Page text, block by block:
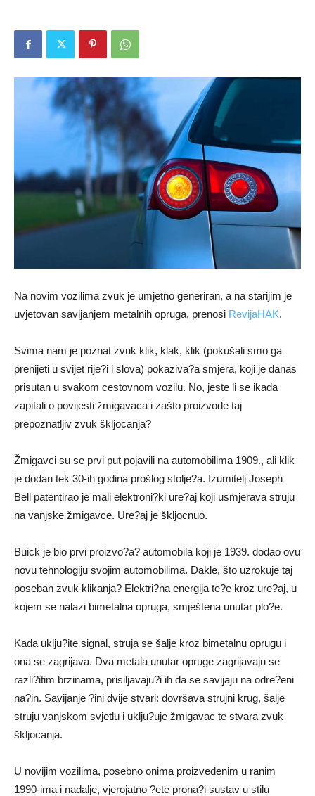
Na novim vozilima zvuk je umjetno generiran, a na starijim je
uvjetovan savijanjem metalnih opruga, prenosi RevijaHAK.
Svima nam je poznat zvuk klik, klak, klik (pokušali smo ga
prenijeti u svijet rije?i i slova) pokaziva?a smjera, koji je danas
prisutan u svakom cestovnom vozilu. No, jeste li se ikada
zapitali o povijesti žmigavaca i zašto proizvode taj
prepoznatljiv zvuk škljocanja?
Žmigavci su se prvi put pojavili na automobilima 1909., ali klik
je dodan tek 30-ih godina prošlog stolje?a. Izumitelj Joseph
Bell patentirao je mali elektroni?ki ure?aj koji usmjerava struju
na vanjske žmigavce. Ure?aj je škljocnuo.
Buick je bio prvi proizvo?a? automobila koji je 1939. dodao ovu
novu tehnologiju svojim automobilima. Dakle, što uzrokuje taj
poseban zvuk klikanja? Elektri?na energija te?e kroz ure?aj, u
kojem se nalazi bimetalna opruga, smještena unutar plo?e.
Kada uklju?ite signal, struja se šalje kroz bimetalnu oprugu i
ona se zagrijava. Dva metala unutar opruge zagrijavaju se
razli?itim brzinama, prisiljavaju?i ih da se savijaju na odre?eni
na?in. Savijanje ?ini dvije stvari: dovršava strujni krug, šalje
struju vanjskom svjetlu i uklju?uje žmigavac te stvara zvuk
škljocanja.
U novijim vozilima, posebno onima proizvedenim u ranim
1990-ima i nadalje, vjerojatno ?ete prona?i sustav u stilu